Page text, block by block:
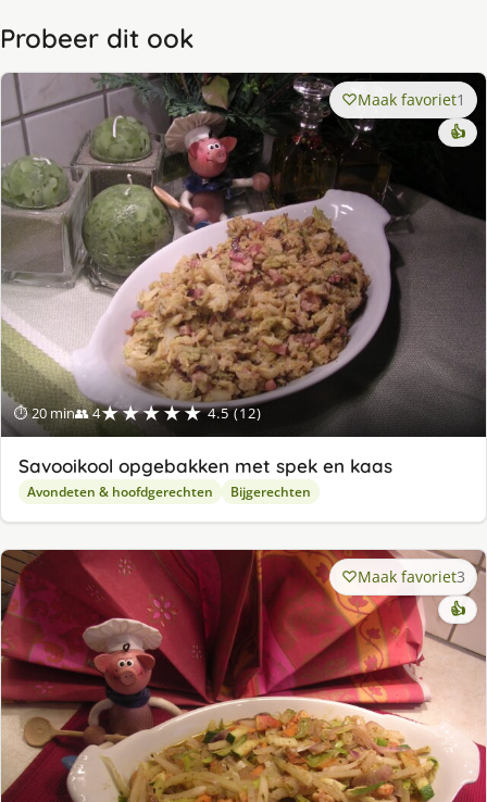
Probeer dit ook
⏱ 20 min👥 4★★★★★ 4.5 (12)
Maak favoriet1
👍
Savooikool opgebakken met spek en kaas
Avondeten & hoofdgerechten Bijgerechten
Maak favoriet3
👍